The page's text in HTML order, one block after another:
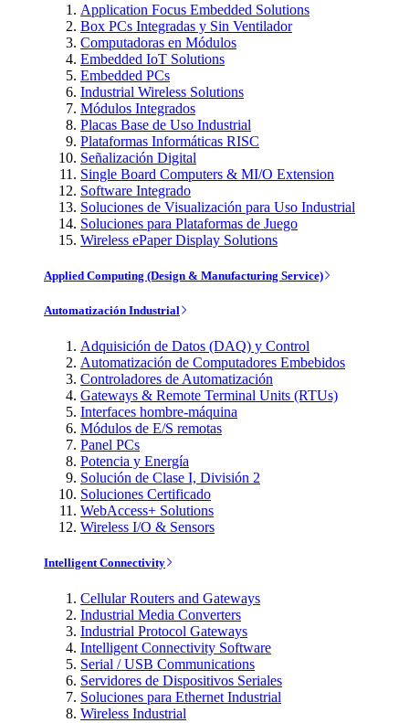
Application Focus Embedded Solutions
Box PCs Integradas y Sin Ventilador
Computadoras en Módulos
Embedded IoT Solutions
Embedded PCs
Industrial Wireless Solutions
Módulos Integrados
Placas Base de Uso Industrial
Plataformas Informáticas RISC
Señalización Digital
Single Board Computers & MI/O Extension
Software Integrado
Soluciones de Visualización para Uso Industrial
Soluciones para Plataformas de Juego
Wireless ePaper Display Solutions
Applied Computing (Design & Manufacturing Service)
Automatización Industrial
Adquisición de Datos (DAQ) y Control
Automatización de Computadores Embebidos
Controladores de Automatización
Gateways & Remote Terminal Units (RTUs)
Interfaces hombre-máquina
Módulos de E/S remotas
Panel PCs
Potencia y Energía
Solución de Clase I, División 2
Soluciones Certificado
WebAccess+ Solutions
Wireless I/O & Sensors
Intelligent Connectivity
Cellular Routers and Gateways
Industrial Media Converters
Industrial Protocol Gateways
Intelligent Connectivity Software
Serial / USB Communications
Servidores de Dispositivos Seriales
Soluciones para Ethernet Industrial
Wireless Industrial